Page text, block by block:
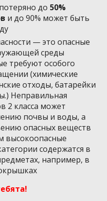
до 50%
и до 90% может быть
— это опасные
среды
требуют особого
(химические
отходы, батарейки
Неправильная
2 класса может
почвы и воды, а
опасных веществ
высокоопасные
содержатся в
например, в